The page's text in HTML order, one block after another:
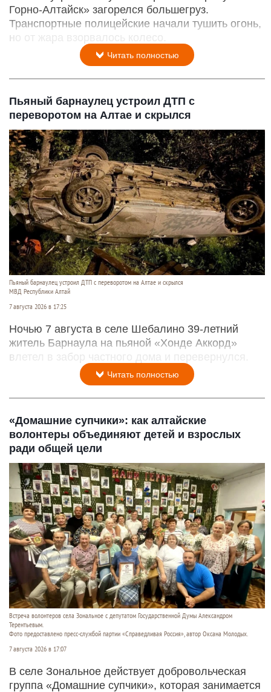
Горно-Алтайск» загорелся большегруз.
Транспортные полицейские начали тушить огонь,
но от жара взорвалось колесо.
Читать полностью
Пьяный барнаулец устроил ДТП с
переворотом на Алтае и скрылся
Пьяный барнаулец устроил ДТП с переворотом на Алтае и скрылся
МВД Республики Алтай
7 августа 2026 в 17:25
Ночью 7 августа в селе Шебалино 39-летний
житель Барнаула на пьяной «Хонде Аккорд»
влетел в забор частного дома и перевернулся.
Читать полностью
«Домашние супчики»: как алтайские
волонтеры объединяют детей и взрослых
ради общей цели
Встреча волонтеров села Зональное с депутатом Государственной Думы Александром
Терентьевым.
Фото предоставлено пресс-службой партии «Справедливая Россия», автор Оксана Молодых.
7 августа 2026 в 17:07
В селе Зональное действует добровольческая
группа «Домашние супчики», которая занимается